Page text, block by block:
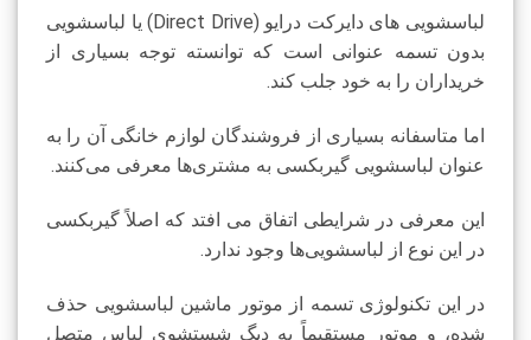
لباسشویی های دایرکت درایو (Direct Drive) یا لباسشویی
بدون تسمه عنوانی است که توانسته توجه بسیاری از
خریداران را به خود جلب کند.
اما متاسفانه بسیاری از فروشندگان لوازم خانگی آن را به
عنوان لباسشویی گیربکسی به مشتری‌ها معرفی می‌کنند.
این معرفی در شرایطی اتفاق می افتد که اصلاً گیربکسی
در این نوع از لباسشویی‌ها وجود ندارد.
در این تکنولوژی تسمه از موتور ماشین لباسشویی حذف
شده، و موتور مستقیماً به دیگ شستشوی لباس متصل